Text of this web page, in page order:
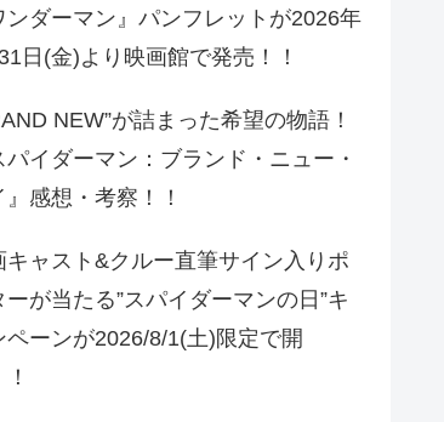
ンダーマン』パンフレットが2026年
日(金)より映画館で発売！！
NEW”が詰まった希望の物語！
パイダーマン：ブランド・ニュー・
』感想・考察！！
キャスト&クルー直筆サイン入りポ
ーが当たる”スパイダーマンの日”キ
ペーンが2026/8/1(土)限定で開